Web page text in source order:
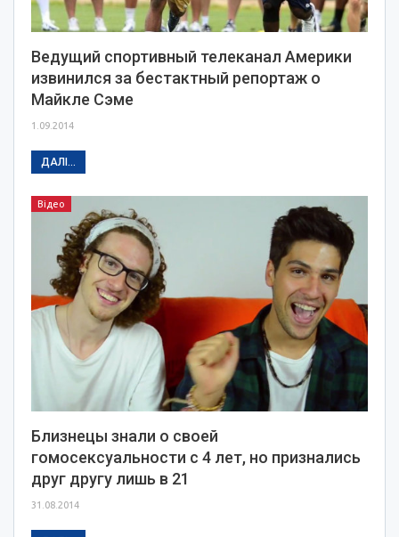
Ведущий спортивный телеканал Америки
извинился за бестактный репортаж о
Майкле Сэме
1.09.2014
ДАЛІ...
Відео
Близнецы знали о своей
гомосексуальности с 4 лет, но признались
друг другу лишь в 21
31.08.2014